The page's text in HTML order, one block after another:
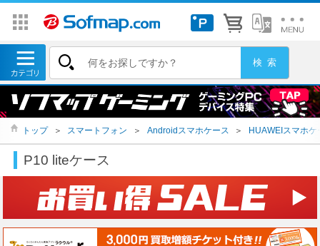
トップ ＞ スマートフォン ＞ Androidスマホケース ＞ HUAWEIスマホケ
P10 liteケース